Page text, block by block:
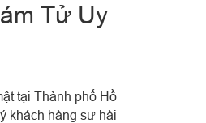
Tử Uy
tại Thành phố Hồ
khách hàng sự hài